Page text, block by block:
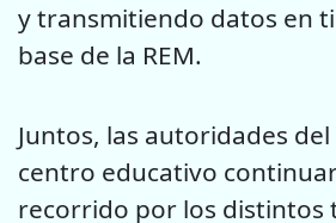
y transmitiendo datos en
base de la REM.
Juntos, las autoridades
centro educativo
recorrido por los distintos